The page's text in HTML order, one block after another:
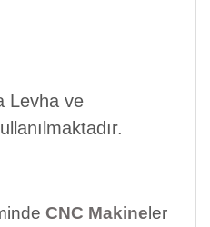
Levha ve
CNC Makineler